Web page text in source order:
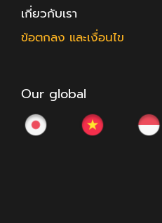
เกี่ยวกับเรา
ข้อตกลง และเงื่อนไข
Our global